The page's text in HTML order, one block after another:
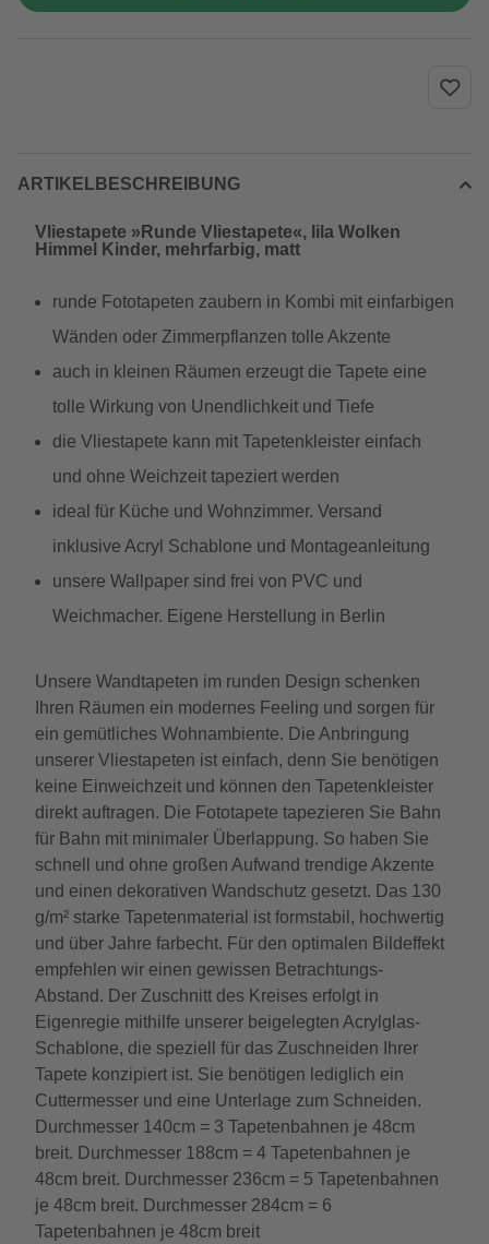
ARTIKELBESCHREIBUNG
Vliestapete »Runde Vliestapete«, lila Wolken
Himmel Kinder, mehrfarbig, matt
runde Fototapeten zaubern in Kombi mit einfarbigen
Wänden oder Zimmerpflanzen tolle Akzente
auch in kleinen Räumen erzeugt die Tapete eine
tolle Wirkung von Unendlichkeit und Tiefe
die Vliestapete kann mit Tapetenkleister einfach
und ohne Weichzeit tapeziert werden
ideal für Küche und Wohnzimmer. Versand
inklusive Acryl Schablone und Montageanleitung
unsere Wallpaper sind frei von PVC und
Weichmacher. Eigene Herstellung in Berlin
Unsere Wandtapeten im runden Design schenken
Ihren Räumen ein modernes Feeling und sorgen für
ein gemütliches Wohnambiente. Die Anbringung
unserer Vliestapeten ist einfach, denn Sie benötigen
keine Einweichzeit und können den Tapetenkleister
direkt auftragen. Die Fototapete tapezieren Sie Bahn
für Bahn mit minimaler Überlappung. So haben Sie
schnell und ohne großen Aufwand trendige Akzente
und einen dekorativen Wandschutz gesetzt. Das 130
g/m² starke Tapetenmaterial ist formstabil, hochwertig
und über Jahre farbecht. Für den optimalen Bildeffekt
empfehlen wir einen gewissen Betrachtungs-
Abstand. Der Zuschnitt des Kreises erfolgt in
Eigenregie mithilfe unserer beigelegten Acrylglas-
Schablone, die speziell für das Zuschneiden Ihrer
Tapete konzipiert ist. Sie benötigen lediglich ein
Cuttermesser und eine Unterlage zum Schneiden.
Durchmesser 140cm = 3 Tapetenbahnen je 48cm
breit. Durchmesser 188cm = 4 Tapetenbahnen je
48cm breit. Durchmesser 236cm = 5 Tapetenbahnen
je 48cm breit. Durchmesser 284cm = 6
Tapetenbahnen je 48cm breit